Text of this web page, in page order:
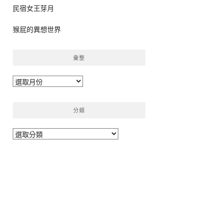
民宿女王芽月
猴屁的異想世界
彙整
彙
分類
分